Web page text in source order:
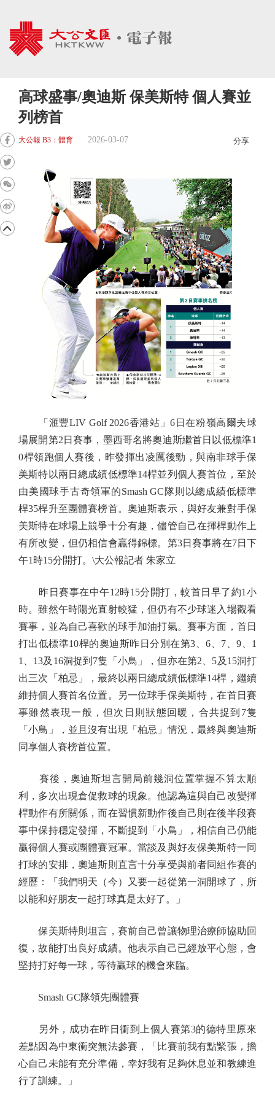
高球盛事/奧迪斯 保美斯特 個人賽並
列榜首
大公報 B3：體育 2026-03-07 分享
「滙豐LIV Golf 2026香港站」6日在粉嶺高爾夫球
場展開第2日賽事，墨西哥名將奧迪斯繼首日以低標準1
0桿領跑個人賽後，昨發揮出凌厲後勁，與南非球手保
美斯特以兩日總成績低標準14桿並列個人賽首位，至於
由美國球手古奇領軍的Smash GC隊則以總成績低標準
桿35桿升至團體賽榜首。奧迪斯表示，與好友兼對手保
美斯特在球場上競爭十分有趣，儘管自己在揮桿動作上
有所改變，但仍相信會贏得錦標。第3日賽事將在7日下
午1時15分開打。\大公報記者 朱家立
昨日賽事在中午12時15分開打，較首日早了約1小
時。雖然午時陽光直射較猛，但仍有不少球迷入場觀看
賽事，並為自己喜歡的球手加油打氣。賽事方面，首日
打出低標準10桿的奧迪斯昨日分別在第3、6、7、9、1
1、13及16洞捉到7隻「小鳥」，但亦在第2、5及15洞打
出三次「柏忌」，最終以兩日總成績低標準14桿，繼續
維持個人賽首名位置。另一位球手保美斯特，在首日賽
事雖然表現一般，但次日則狀態回暖，合共捉到7隻
「小鳥」，並且沒有出現「柏忌」情況，最終與奧迪斯
同享個人賽榜首位置。
賽後，奧迪斯坦言開局前幾洞位置掌握不算太順
利，多次出現倉促救球的現象。他認為這與自己改變揮
桿動作有所關係，而在習慣新動作後自己則在後半段賽
事中保持穩定發揮，不斷捉到「小鳥」，相信自己仍能
贏得個人賽或團體賽冠軍。當談及與好友保美斯特一同
打球的安排，奧迪斯則直言十分享受與前者同組作賽的
經歷：「我們明天（今）又要一起從第一洞開球了，所
以能和好朋友一起打球真是太好了。」
保美斯特則坦言，賽前自己曾讓物理治療師協助回
復，故能打出良好成績。他表示自己已經放平心態，會
堅持打好每一球，等待贏球的機會來臨。
Smash GC隊領先團體賽
另外，成功在昨日衝到上個人賽第3的德特里原來
差點因為中東衝突無法參賽，「比賽前我有點緊張，擔
心自己未能有充分準備，幸好我有足夠休息並和教練進
行了訓練。」